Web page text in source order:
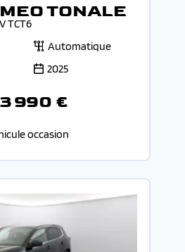
TONALE
TCT6
Automatique
2025
990 €
occasion